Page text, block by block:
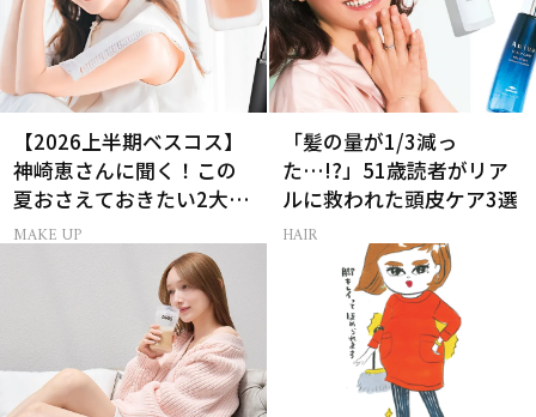
【2026上半期ベスコス】
神崎恵さんに聞く！この
夏おさえておきたい2大メ
イクトレンド
MAKE UP
「髪の量が1/3減っ
た…!?」51歳読者がリア
ルに救われた頭皮ケア3選
HAIR